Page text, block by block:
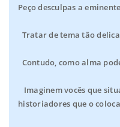
Peço desculpas a
Tratar de tema tão
Contudo, como alma
Imaginem vocês que
historiadores que o